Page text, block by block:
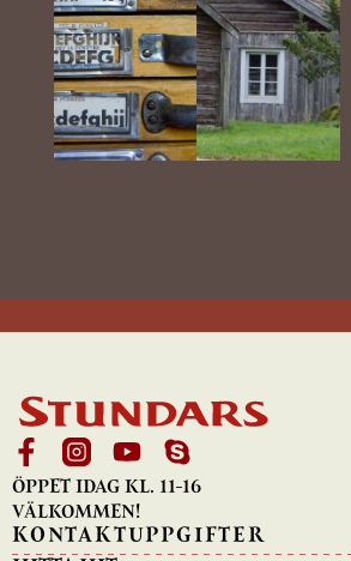
ÖPPET IDAG KL. 11-16
VÄLKOMMEN!
KONTAKTUPPGIFTER